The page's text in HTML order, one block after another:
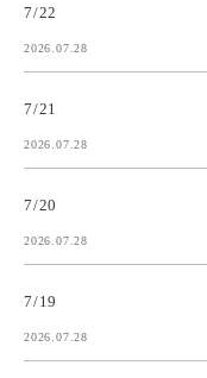
7/22
2026.07.28
7/21
2026.07.28
7/20
2026.07.28
7/19
2026.07.28